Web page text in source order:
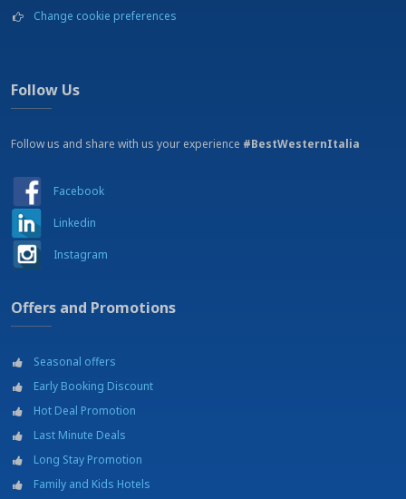
Restaurante GOSS
Tenis
Change cookie preferences
Follow Us
Follow us and share with us your experience #BestWesternItalia
Facebook
Linkedin
Instagram
Offers and Promotions
Seasonal offers
Early Booking Discount
Hot Deal Promotion
Last Minute Deals
Long Stay Promotion
Family and Kids Hotels